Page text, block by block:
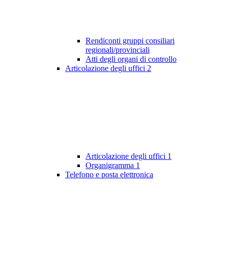
Rendiconti gruppi consiliari
regionali/provinciali
Atti degli organi di controllo
Articolazione degli uffici 2
Articolazione degli uffici 1
Organigramma 1
Telefono e posta elettronica